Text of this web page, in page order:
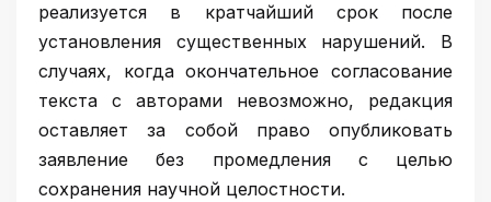
реализуется в кратчайший срок после
установления существенных нарушений. В
случаях, когда окончательное согласование
текста с авторами невозможно, редакция
оставляет за собой право опубликовать
заявление без промедления с целью
сохранения научной целостности.